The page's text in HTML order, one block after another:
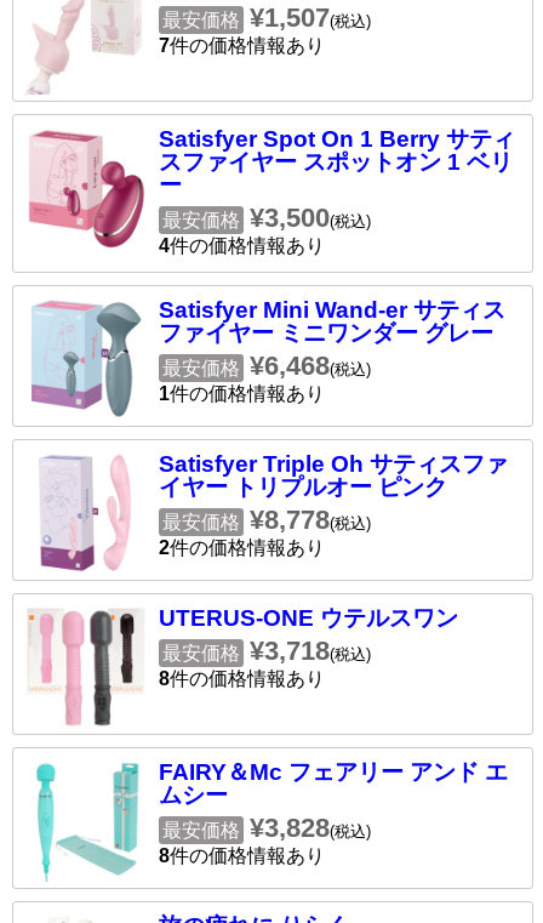
最安価格 ¥1,507(税込)
7件の価格情報あり
Satisfyer Spot On 1 Berry サティ
スファイヤー スポットオン 1 ベリ
ー
最安価格 ¥3,500(税込)
4件の価格情報あり
Satisfyer Mini Wand-er サティス
ファイヤー ミニワンダー グレー
最安価格 ¥6,468(税込)
1件の価格情報あり
Satisfyer Triple Oh サティスファ
イヤー トリプルオー ピンク
最安価格 ¥8,778(税込)
2件の価格情報あり
UTERUS-ONE ウテルスワン
最安価格 ¥3,718(税込)
8件の価格情報あり
FAIRY＆Mc フェアリー アンド エ
ムシー
最安価格 ¥3,828(税込)
8件の価格情報あり